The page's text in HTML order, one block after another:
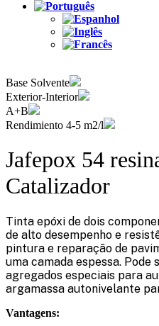
Base Solvente
Exterior-Interior
A+B
Rendimiento 4-5 m2/l
Jafepox 54
Catalizador
Tinta epóxi de dois
de alto desempenho e
pintura e reparação de
uma camada espessa. Pode
agregados especiais para
argamassa autonivelante
Vantagens: